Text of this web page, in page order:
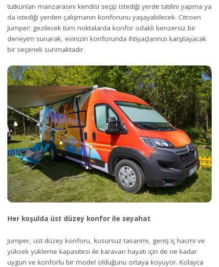
tutkunları manzarasını kendisi seçip istediği yerde tatilini yapma ya
da istediği yerden çalışmanın konforunu yaşayabilecek. Citroen
Jumper; gezilecek tüm noktalarda konfor odaklı benzersiz bir
deneyim sunarak, evinizin konforunda ihtiyaçlarınızı karşılayacak
bir seçenek sunmaktadır.
Her koşulda üst düzey konfor ile seyahat
Jumper, üst düzey konforu, kusursuz tasarımı, geniş iç hacmi ve
yüksek yükleme kapasitesi ile karavan hayatı için de ne kadar
uygun ve konforlu bir model olduğunu ortaya koyuyor. Kolayca